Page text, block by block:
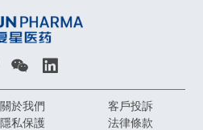
關於我們
客戶投訴
隱私保護 法律條款